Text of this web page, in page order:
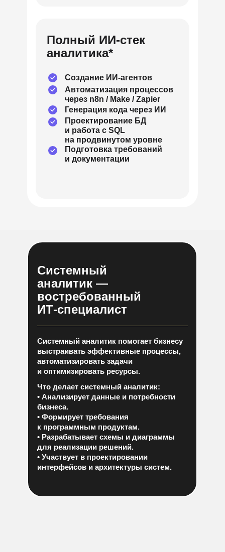
Создание ИИ-агентов
Автоматизация процессов
через n8n / Make / Zapier
Генерация кода через ИИ
Проектирование БД
и работа с SQL
на продвинутом уровне
Подготовка требований
и документации
Полный ИИ-стек
аналитика*
Системный
аналитик —
востребованный
ИТ-специалист
Системный аналитик помогает бизнесу
выстраивать эффективные процессы,
автоматизировать задачи
и оптимизировать ресурсы.
Что делает системный аналитик:
• Анализирует данные и потребности
бизнеса.
• Формирует требования
к программным продуктам.
• Разрабатывает схемы и диаграммы
для реализации решений.
• Участвует в проектировании
интерфейсов и архитектуры систем.